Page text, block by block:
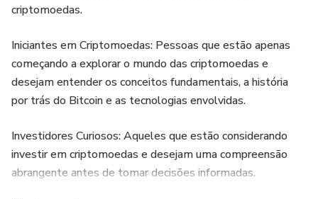
criptomoedas.
Iniciantes em Criptomoedas: Pessoas que estão apenas
começando a explorar o mundo das criptomoedas e
desejam entender os conceitos fundamentais, a história
por trás do Bitcoin e as tecnologias envolvidas.
Investidores Curiosos: Aqueles que estão considerando
investir em criptomoedas e desejam uma compreensão
abrangente antes de tomar decisões informadas.